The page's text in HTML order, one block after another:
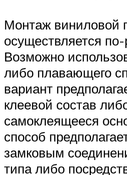
Монтаж виниловой
осуществляется
Возможно
либо плавающего
вариант
клеевой состав
самоклеящееся
способ
замковым
типа либо